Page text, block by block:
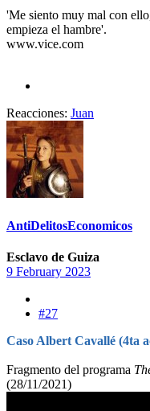
'Me siento muy mal con
empieza el hambre'.
www.vice.com
Reacciones: Juan
AntiDelitosEconomicos
Esclavo de Guiza
9 February 2023
#27
Caso Albert Cavallé (4ta
Fragmento del programa
(28/11/2021)